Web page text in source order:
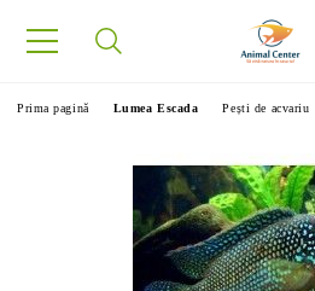
Prima pagină Lumea Escada Pești de acvariu